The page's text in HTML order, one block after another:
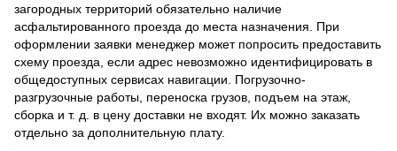
загородных территорий обязательно наличие
асфальтированного проезда до места назначения. При
оформлении заявки менеджер может попросить предоставить
схему проезда, если адрес невозможно идентифицировать в
общедоступных сервисах навигации. Погрузочно-
разгрузочные работы, переноска грузов, подъем на этаж,
сборка и т. д. в цену доставки не входят. Их можно заказать
отдельно за дополнительную плату.